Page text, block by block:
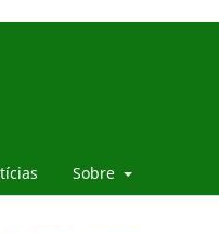
Sobre